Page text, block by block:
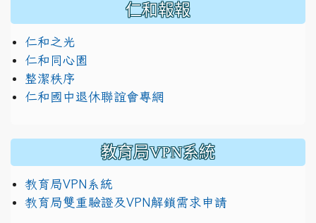
仁和報報
仁和之光
仁和同心園
整潔秩序
仁和國中退休聯誼會專網
教育局VPN系統
教育局VPN系統
教育局雙重驗證及VPN解鎖需求申請